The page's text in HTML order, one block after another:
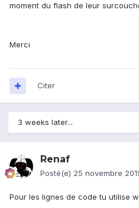
moment du flash de leur
Merci
Citer
3 weeks later...
Renaf
Posté(e) 25 novembre
Pour les lignes de code tu utilise